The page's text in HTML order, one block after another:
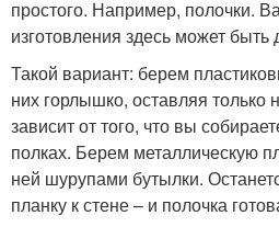
простого. Например, полочки.
изготовления здесь может быть
Такой вариант: берем
них горлышко, оставляя
зависит от того, что вы
полках. Берем металлическую
ней шурупами бутылки.
планку к стене – и полочка